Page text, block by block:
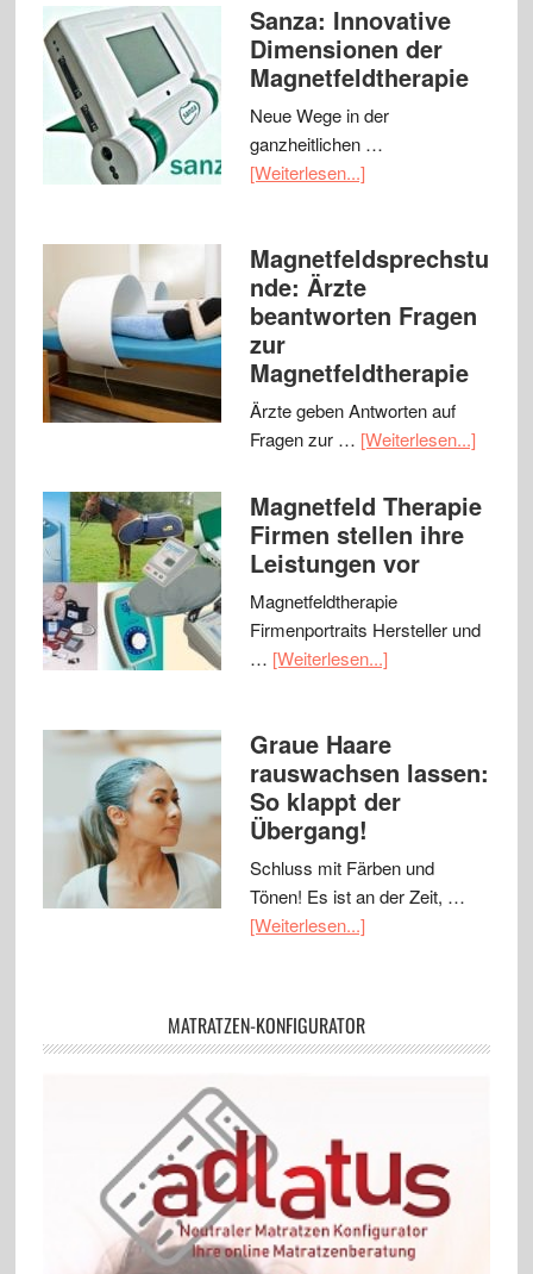
Sanza: Innovative
Dimensionen der
Magnetfeldtherapie
Neue Wege in der
ganzheitlichen …
[Weiterlesen...]
Magnetfeldsprechstu
nde: Ärzte
beantworten Fragen
zur
Magnetfeldtherapie
Ärzte geben Antworten auf
Fragen zur … [Weiterlesen...]
Magnetfeld Therapie
Firmen stellen ihre
Leistungen vor
Magnetfeldtherapie
Firmenportraits Hersteller und
… [Weiterlesen...]
Graue Haare
rauswachsen lassen:
So klappt der
Übergang!
Schluss mit Färben und
Tönen! Es ist an der Zeit, …
[Weiterlesen...]
MATRATZEN-KONFIGURATOR